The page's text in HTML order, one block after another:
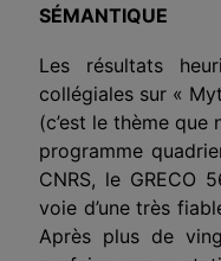
SÉMANTIQUE
Les résultats
collégiales sur «
(c’est le thème que
programme
CNRS, le GRECO
voie d’une très
Après plus de